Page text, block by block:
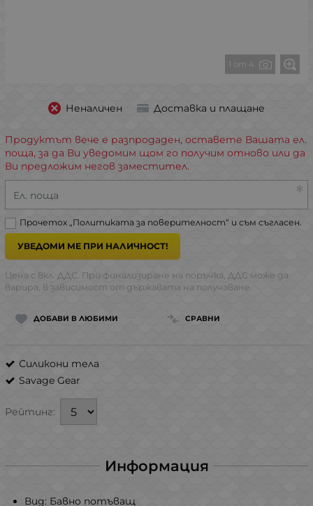
1 от 4
Неналичен Доставка и плащане
Продуктът вече е разпродаден, оставете Вашата ел.
поща, за да Ви уведомим щом го получим отново или да
Ви предложим негов заместител.
Ел. поща
Прочетох „Политиката за поверителност“ и съм съгласен.
УВЕДОМИ МЕ ПРИ НАЛИЧНОСТ!
Цена с вкл. ДДС. При финализиране на поръчка, ДДС може да
варира, в зависимост от държавата на получаване.
ДОБАВИ В ЛЮБИМИ СРАВНИ
Силикони тела
Savage Gear
Рейтинг:
Информация
Вид: Бавно потъващ